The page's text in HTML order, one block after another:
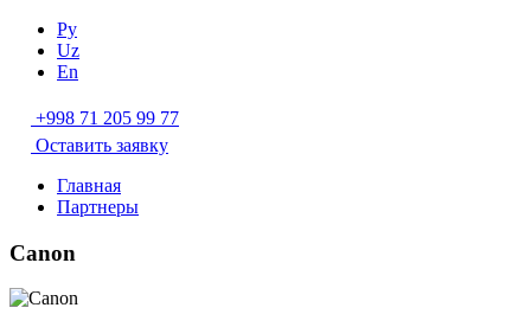
Ру
Uz
En
+998 71 205 99 77
Оставить заявку
Главная
Партнеры
Canon